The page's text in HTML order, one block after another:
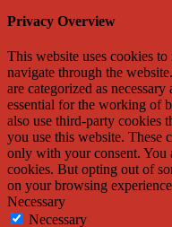
Privacy Overview
This website uses cookies
navigate through the
are categorized as
essential for the working of
also use third-party cookies
you use this website. These
only with your consent. You
cookies. But opting out of
on your browsing
Necessary
Necessary